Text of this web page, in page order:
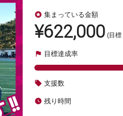
stars 集まっている金額
¥622,000 (目標
flag 目標達成率
local_offer 支援数
watch_later 残り時間